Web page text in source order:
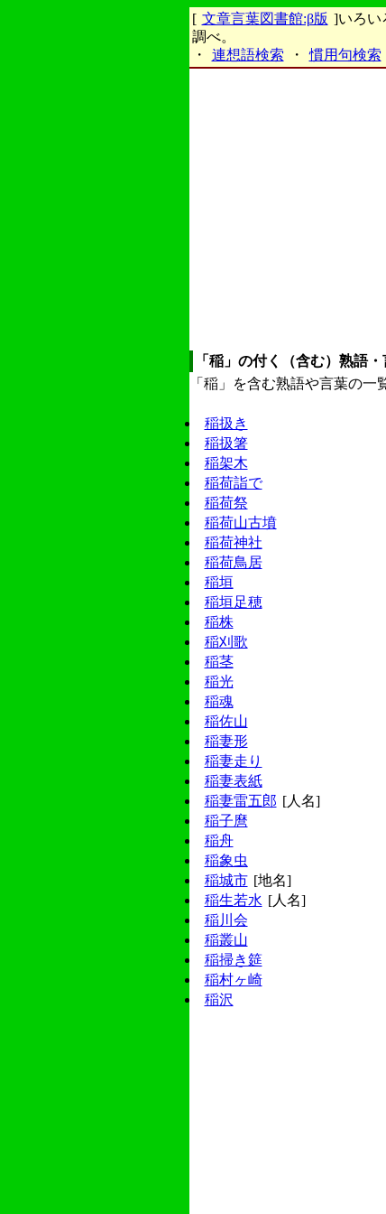
[ 文章言葉図書館:β版 ]いろい
調べ。
・
連想語検索 ・ 慣用句検索
「稲」の付く（含む）熟語
「稲」を含む熟語や言葉の
稲扱き
稲扱箸
稲架木
稲荷詣で
稲荷祭
稲荷山古墳
稲荷神社
稲荷鳥居
稲垣
稲垣足穂
稲株
稲刈歌
稲茎
稲光
稲魂
稲佐山
稲妻形
稲妻走り
稲妻表紙
稲妻雷五郎 [人名]
稲子麿
稲舟
稲象虫
稲城市 [地名]
稲生若水 [人名]
稲川会
稲叢山
稲掃き筵
稲村ヶ崎
稲沢